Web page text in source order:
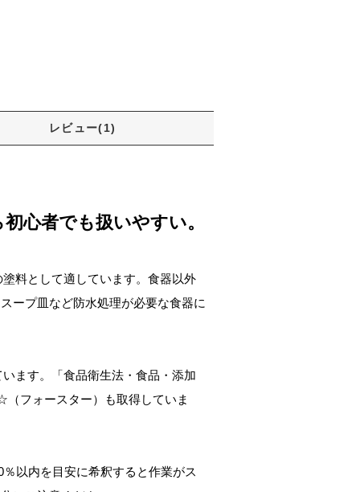
レビュー(1)
心者でも扱いやすい。
料として適しています。食器以外
ープ皿など防水処理が必要な食器に
ます。「食品衛生法・食品・添加
フォースター）も取得していま
以内を目安に希釈すると作業がス